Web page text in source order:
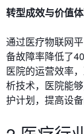
转型成效与价值
通过医疗物联网
备故障率降低了
医院的运营效率
析技术，医院能
护计划，提高设备